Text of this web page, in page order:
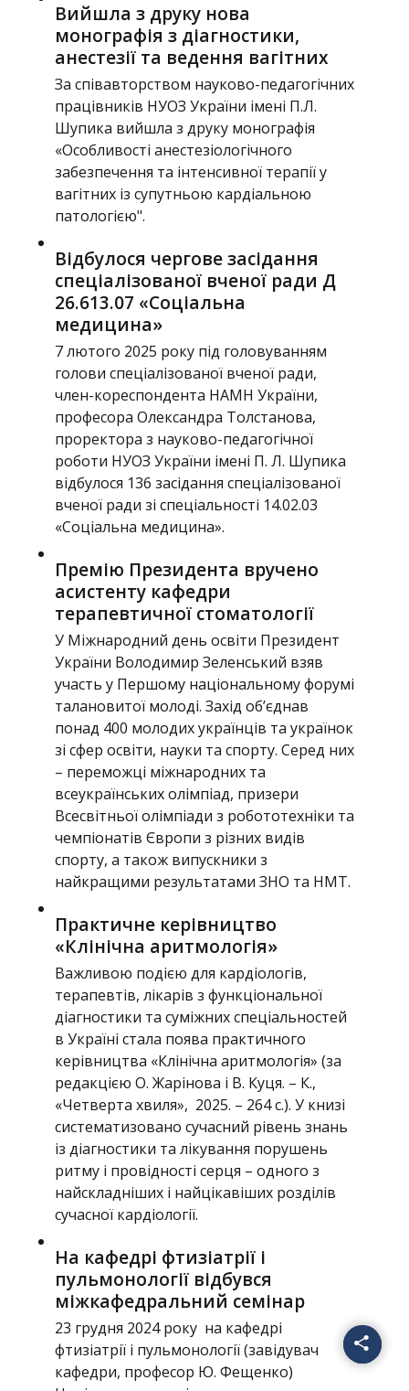
Вийшла з друку нова
монографія з діагностики,
анестезії та ведення вагітних
За співавторством науково-педагогічних
працівників НУОЗ України імені П.Л.
Шупика вийшла з друку монографія
«Особливості анестезіологічного
забезпечення та інтенсивної терапії у
вагітних із супутньою кардіальною
патологією".
Відбулося чергове засідання
спеціалізованої вченої ради Д
26.613.07 «Соціальна
медицина»
7 лютого 2025 року під головуванням
голови спеціалізованої вченої ради,
член-кореспондента НАМН України,
професора Олександра Толстанова,
проректора з науково-педагогічної
роботи НУОЗ України імені П. Л. Шупика
відбулося 136 засідання спеціалізованої
вченої ради зі спеціальності 14.02.03
«Соціальна медицина».
Премію Президента вручено
асистенту кафедри
терапевтичної стоматології
У Міжнародний день освіти Президент
України Володимир Зеленський взяв
участь у Першому національному форумі
талановитої молоді. Захід об’єднав
понад 400 молодих українців та українок
зі сфер освіти, науки та спорту. Серед них
– переможці міжнародних та
всеукраїнських олімпіад, призери
Всесвітньої олімпіади з робототехніки та
чемпіонатів Європи з різних видів
спорту, а також випускники з
найкращими результатами ЗНО та НМТ.
Практичне керівництво
«Клінічна аритмологія»
Важливою подією для кардіологів,
терапевтів, лікарів з функціональної
діагностики та суміжних спеціальностей
в Україні стала поява практичного
керівництва «Клінічна аритмологія» (за
редакцією О. Жарінова і В. Куця. – К.,
«Четверта хвиля», 2025. – 264 с.). У книзі
систематизовано сучасний рівень знань
із діагностики та лікування порушень
ритму і провідності серця – одного з
найскладніших і найцікавіших розділів
сучасної кардіології.
На кафедрі фтизіатрії і
пульмонології відбувся
міжкафедральний семінар
23 грудня 2024 року на кафедрі
фтизіатрії і пульмонології (завідувач
кафедри, професор Ю. Фещенко)